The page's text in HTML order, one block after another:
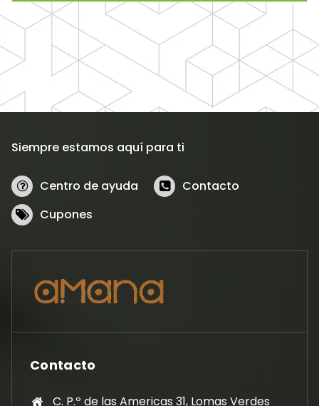
Siempre estamos aquí para ti
Centro de ayuda
Contacto
Cupones
Contacto
C. P.º de las Americas 31, Lomas Verdes